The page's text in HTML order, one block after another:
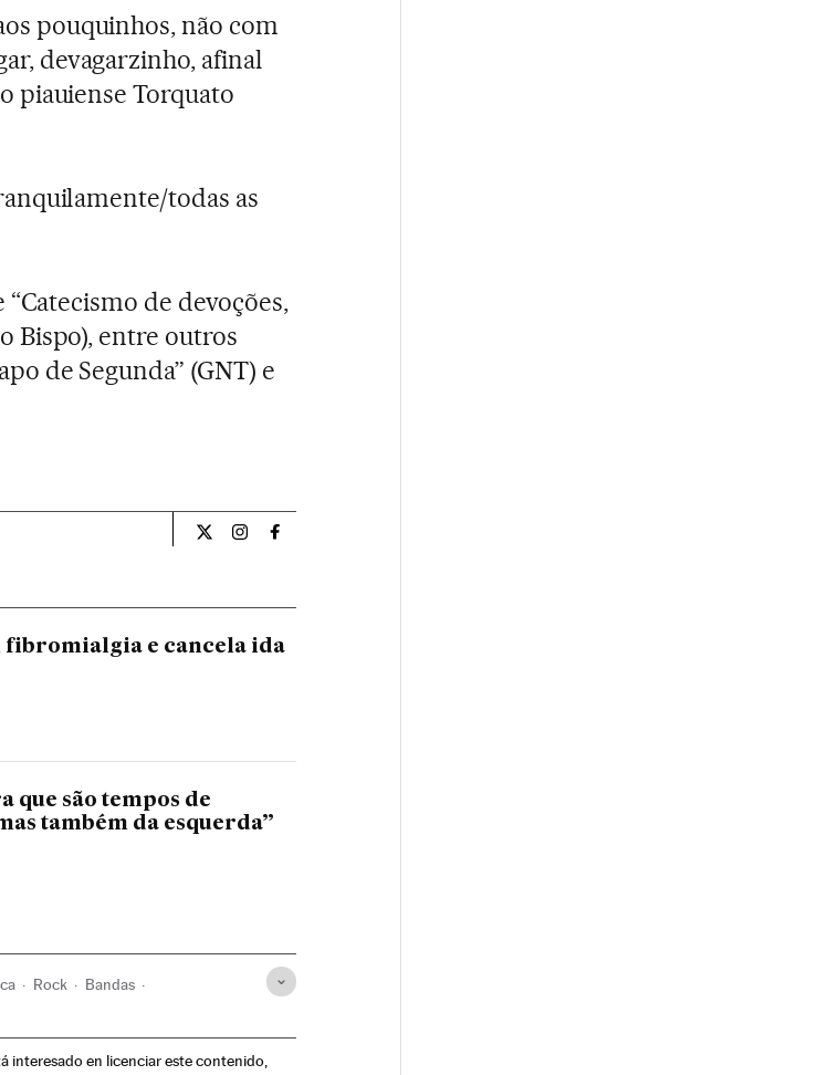
pouquinhos, não com
devagarzinho, afinal
piauiense Torquato
todas as
de devoções,
Bispo), entre outros
de Segunda” (GNT) e
Opiniao El País Brasil en Twitter
Opiniao El País Brasil en Instagram
Opiniao El País Brasil en Facebook
fibromialgia e cancela ida
que são tempos de
também da esquerda”
Rock Bandas
Alimentação Sociedade
interesado en licenciar este contenido,